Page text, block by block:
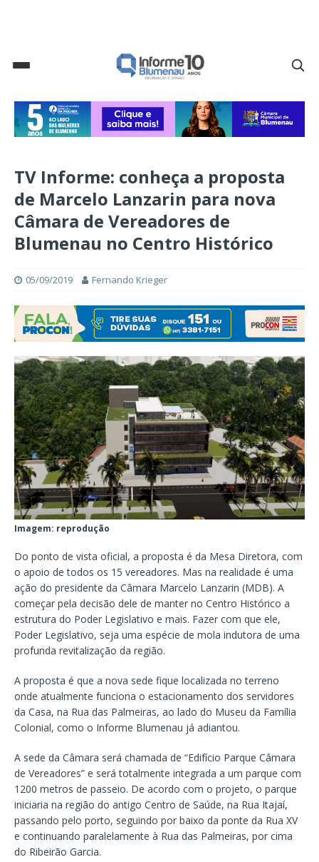
TV Informe: conheça a proposta
de Marcelo Lanzarin para nova
Câmara de Vereadores de
Blumenau no Centro Histórico
05/09/2019 Fernando Krieger
Imagem: reprodução
Do ponto de vista oficial, a proposta é da Mesa Diretora, com
o apoio de todos os 15 vereadores. Mas na realidade é uma
ação do presidente da Câmara Marcelo Lanzarin (MDB). A
começar pela decisão dele de manter no Centro Histórico a
estrutura do Poder Legislativo e mais. Fazer com que ele,
Poder Legislativo, seja uma espécie de mola indutora de uma
profunda revitalização da região.
A proposta é que a nova sede fique localizada no terreno
onde atualmente funciona o estacionamento dos servidores
da Casa, na Rua das Palmeiras, ao lado do Museu da Família
Colonial, como o Informe Blumenau já adiantou.
A sede da Câmara será chamada de “Edifício Parque Câmara
de Vereadores” e será totalmente integrada a um parque com
1200 metros de passeio. De acordo com o projeto, o parque
iniciaria na região do antigo Centro de Saúde, na Rua Itajaí,
passando pelo porto, seguindo por baixo da ponte da Rua XV
e continuando paralelamente à Rua das Palmeiras, por cima
do Ribeirão Garcia.